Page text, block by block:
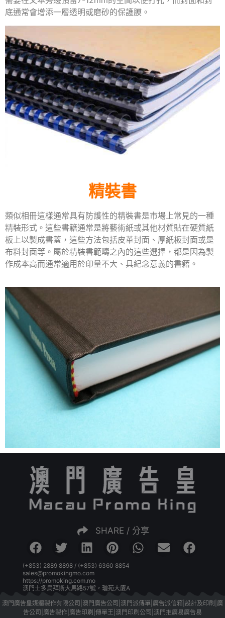
底通常會增添一層透明或磨砂的保護膜。
精裝書
類似相冊這樣通常具有防護性的精裝書是市場上常見的一種
精裝形式。這些書籍通常是將藝術紙或其他材質貼在硬質紙
板上以製成書蓋，這些方法包括皮革封面、厚紙板封面或是
布料封面等。屬於精裝書範疇之內的這些選擇，都是因為製
作成本高而通常適用於印量不大、具紀念意義的書籍。
SHARE / 分享
(+853) 2889 8898 / (+853) 6360 8854
sales@promokingmo.com
https://promoking.com.mo
澳門士多鳥拜斯大馬路57號，瓊苑大廈A
澳門廣告皇媒體製作有限公司|澳門廣告公司|澳門派傳單|廣告派信箱|設計及印刷|廣
告公司|廣告製作|廣告印刷|傳單王|澳門印刷公司|澳門推廣易廣告易